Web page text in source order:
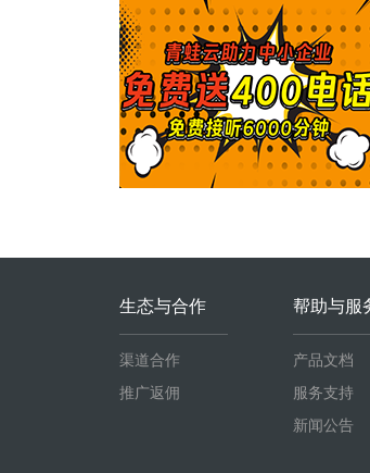
生态与合作
渠道合作
推广返佣
帮助与服
产品文档
服务支持
新闻公告